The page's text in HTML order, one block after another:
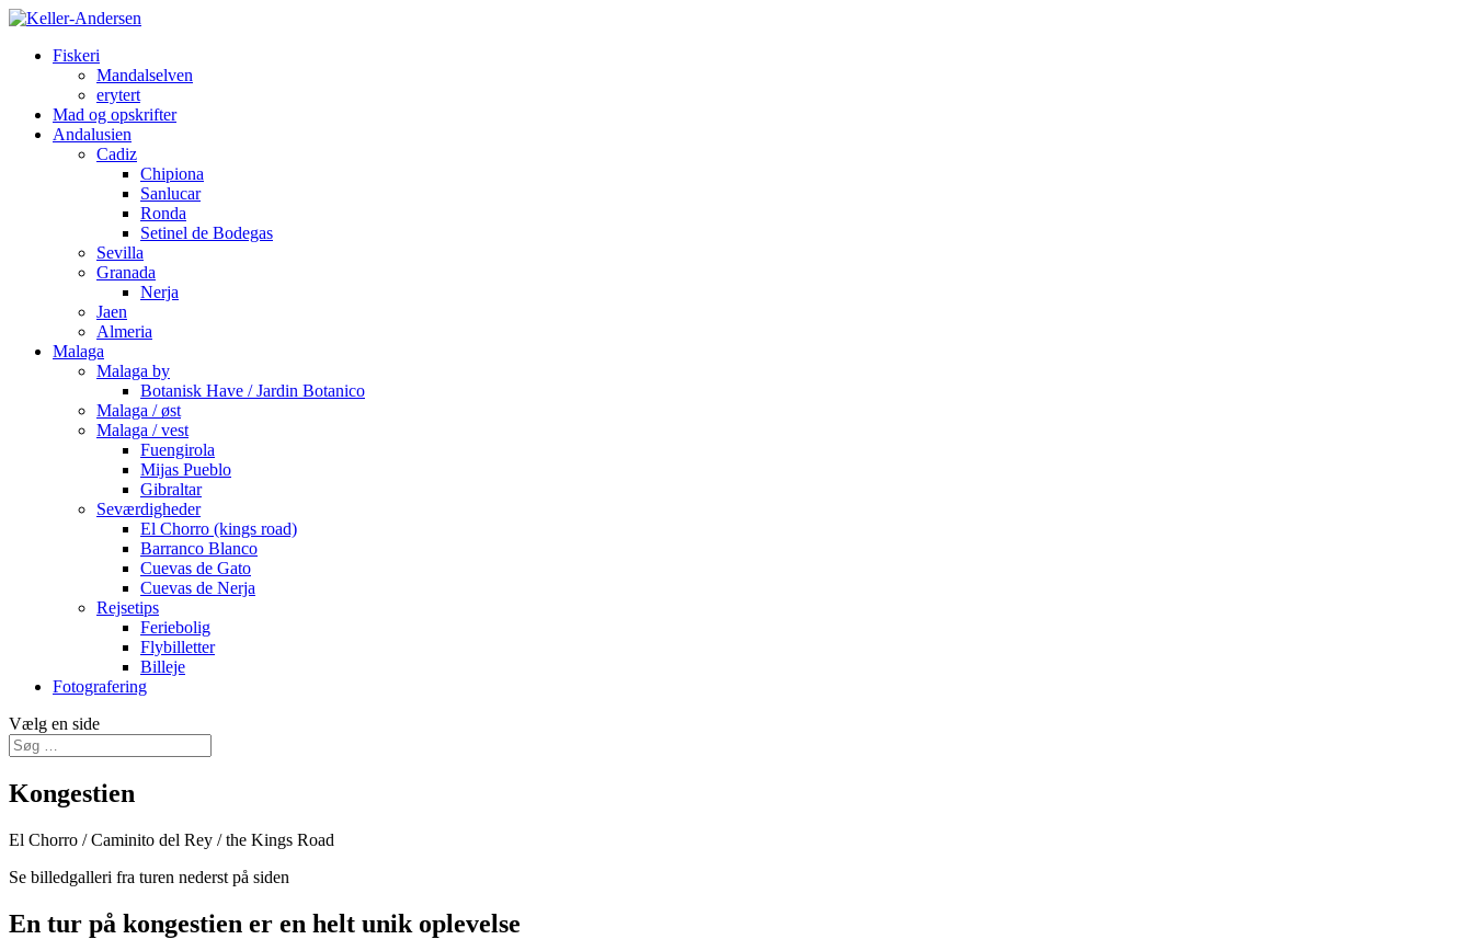
Fiskeri
Mandalselven
erytert
Mad og opskrifter
Andalusien
Cadiz
Chipiona
Sanlucar
Ronda
Setinel de Bodegas
Sevilla
Granada
Nerja
Jaen
Almeria
Malaga
Malaga by
Botanisk Have / Jardin Botanico
Malaga / øst
Malaga / vest
Fuengirola
Mijas Pueblo
Gibraltar
Seværdigheder
El Chorro (kings road)
Barranco Blanco
Cuevas de Gato
Cuevas de Nerja
Rejsetips
Feriebolig
Flybilletter
Billeje
Fotografering
Vælg en side
Kongestien
El Chorro / Caminito del Rey / the Kings Road
Se billedgalleri fra turen nederst på siden
En tur på kongestien er en helt unik oplevelse